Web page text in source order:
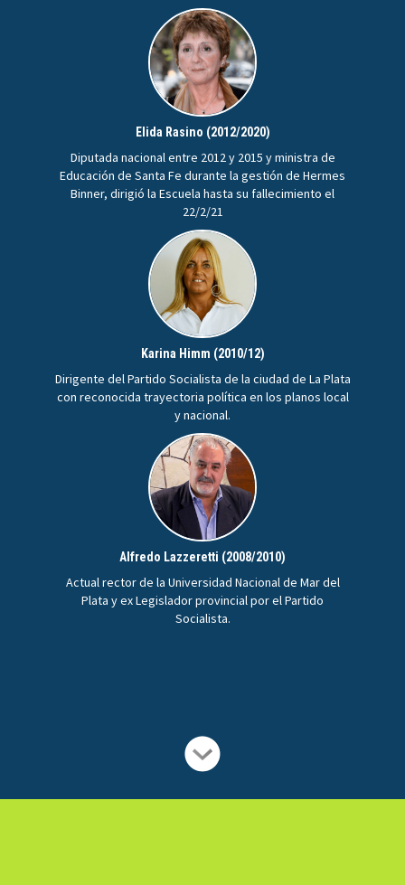
Elida Rasino (2012/2020)
Diputada nacional entre 2012 y 2015 y ministra de
Educación de Santa Fe durante la gestión de Hermes
Binner, dirigió la Escuela hasta su fallecimiento el
22/2/21
Karina Himm (2010/12)
Dirigente del Partido Socialista de la ciudad de La Plata
con reconocida trayectoria política en los planos local
y nacional.
Alfredo Lazzeretti (2008/2010)
Actual rector de la Universidad Nacional de Mar del
Plata y ex Legislador provincial por el Partido
Socialista.